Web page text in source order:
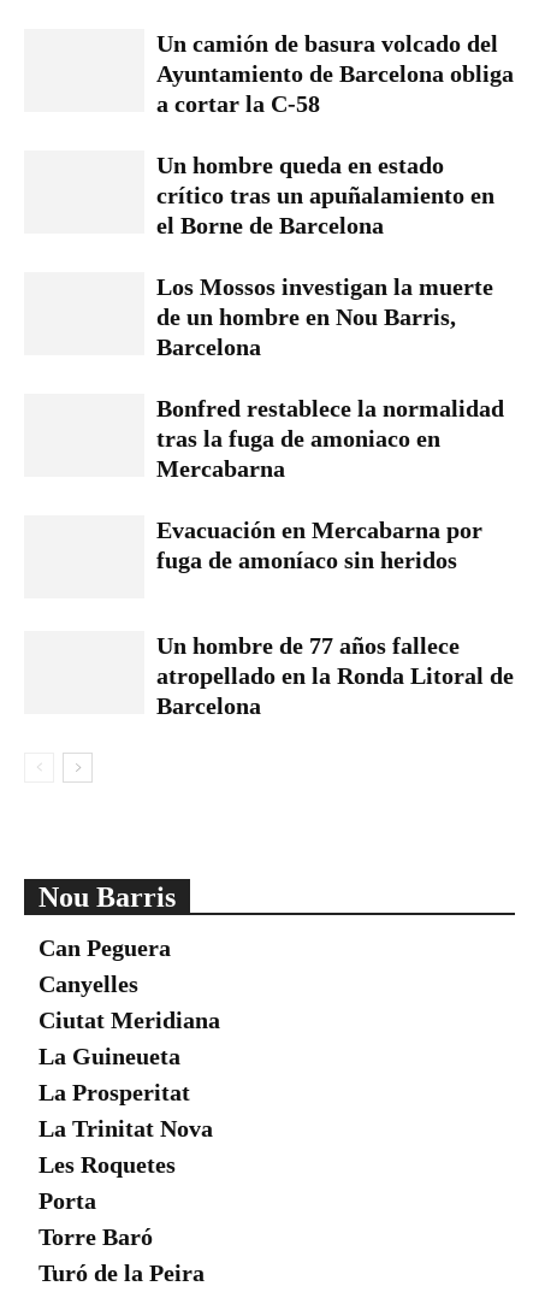
Un camión de basura volcado del
Ayuntamiento de Barcelona obliga
a cortar la C-58
Un hombre queda en estado
crítico tras un apuñalamiento en
el Borne de Barcelona
Los Mossos investigan la muerte
de un hombre en Nou Barris,
Barcelona
Bonfred restablece la normalidad
tras la fuga de amoniaco en
Mercabarna
Evacuación en Mercabarna por
fuga de amoníaco sin heridos
Un hombre de 77 años fallece
atropellado en la Ronda Litoral de
Barcelona
Nou Barris
Can Peguera
Canyelles
Ciutat Meridiana
La Guineueta
La Prosperitat
La Trinitat Nova
Les Roquetes
Porta
Torre Baró
Turó de la Peira